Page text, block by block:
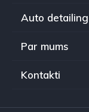
Auto detailing
Par mums
Kontakti